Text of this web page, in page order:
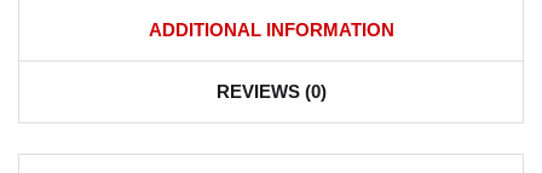
ADDITIONAL INFORMATION
REVIEWS (0)